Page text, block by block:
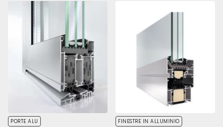
PORTE ALU FINESTRE IN ALLUMINIO